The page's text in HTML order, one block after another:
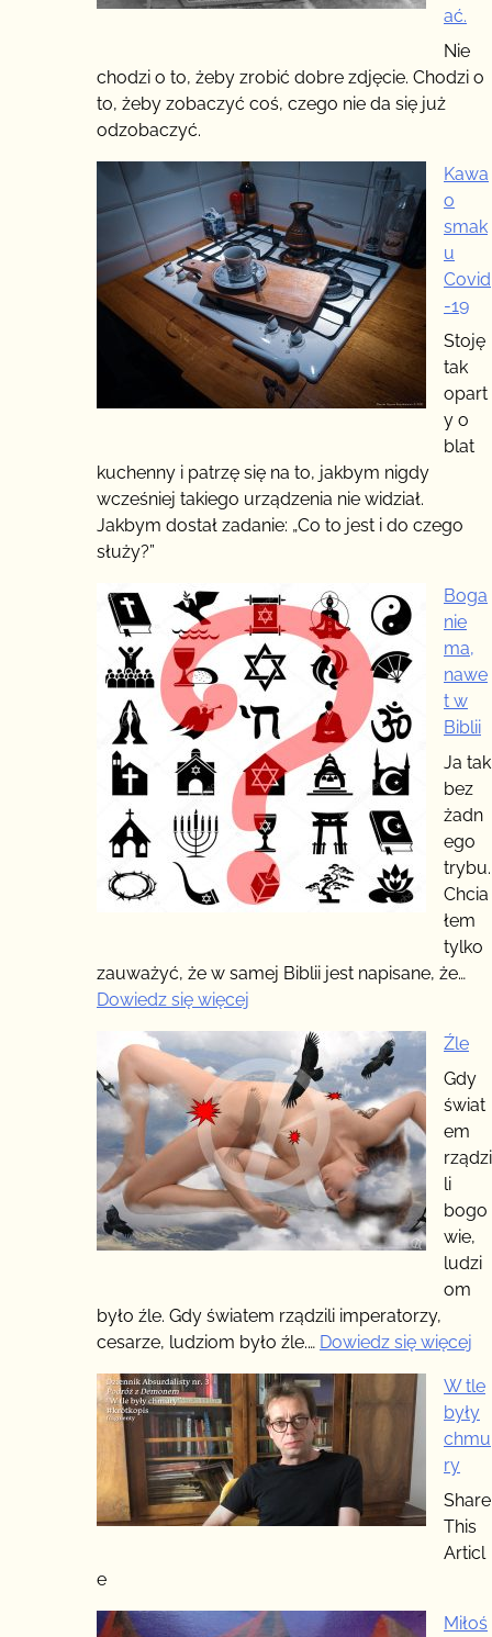
ać.
Nie
chodzi o to, żeby zrobić dobre zdjęcie. Chodzi o
to, żeby zobaczyć coś, czego nie da się już
odzobaczyć.
Kawa
o
smak
u
Covid
-19
Stoję
tak
opart
y o
blat
kuchenny i patrzę się na to, jakbym nigdy
wcześniej takiego urządzenia nie widział.
Jakbym dostał zadanie: „Co to jest i do czego
służy?”
Boga
nie
ma,
nawe
t w
Biblii
Ja tak
bez
żadn
ego
trybu.
Chcia
łem
tylko
zauważyć, że w samej Biblii jest napisane, że…
Dowiedz się więcej
nie
ma,
nawet
w
Biblii
Źle
Gdy
świat
em
rządzi
li
bogo
wie,
ludzi
om
było źle. Gdy światem rządzili imperatorzy,
cesarze, ludziom było źle.… Dowiedz się więcej
W tle
były
chmu
ry
Share
This
Articl
e
Miłoś